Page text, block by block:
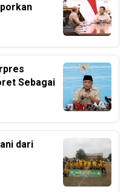
Sebagai
dari